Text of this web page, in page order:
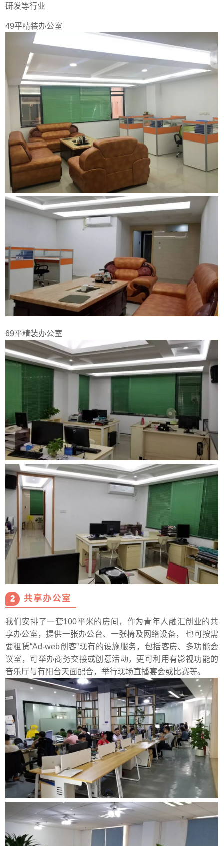
研发等行业
49平精装办公室
69平精装办公室
2 共享办公室
我们安排了一套100平米的房间，作为青年人融汇创业的共
享办公室，提供一张办公台、一张椅及网络设备， 也可按需
要租赁“Ad-web创客”现有的设施服务，包括客房、多功能会
议室，可举办商务交接或创意活动，更可利用有影视功能的
音乐厅与有阳台天面配合，举行现场直播宴会或比赛等。